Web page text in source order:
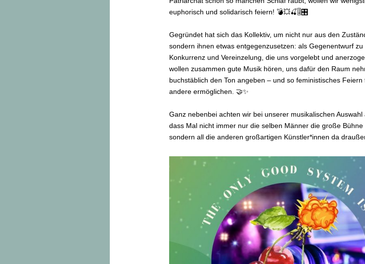
euphorisch und solidarisch feiern! 💣💥🍒🎚️🎛️
Gegründet hat sich das Kollektiv, um nicht nur aus den
sondern ihnen etwas entgegenzusetzen: als Gegenentwurf zu
Konkurrenz und Vereinzelung, die uns vorgelebt und
wollen zusammen gute Musik hören, uns dafür den Raum
buchstäblich den Ton angeben – und so feministisches Feiern
andere ermöglichen. 🤝✨
Ganz nebenbei achten wir bei unserer musikalischen Auswahl
dass Mal nicht immer nur die selben Männer die große
sondern all die anderen großartigen Künstler*innen da